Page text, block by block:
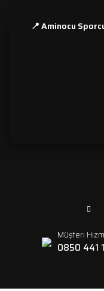
📍 Aminocu
Müşteri
0850 441